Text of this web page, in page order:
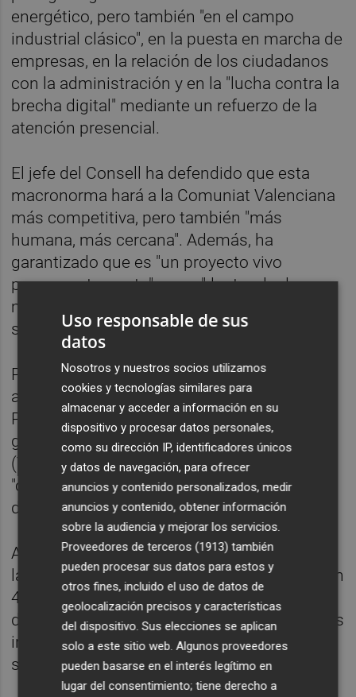
energético, pero también "en el campo
industrial clásico", en la puesta en marcha de
empresas, en la relación de los ciudadanos
con la administración y en la "lucha contra la
brecha digital" mediante un refuerzo de la
atención presencial.
El jefe del Consell ha defendido que esta
macronorma hará a la Comuniat Valenciana
más competitiva, pero también "más
humana, más cercana". Además, ha
garantizado que es "un proyecto vivo
permanentemente" y que "dentro de dos
meses habrá nuevas medidas de
simplificación".
Por ejemplo, ha avanzado que servirá para
ayudar en los trámites que quedan con
PowerCo para la futura implantación de la
gigafactoría de baterías en Parc Sagunt II
(Valencia), así como ha augurado que
"catapultará" a la Comunitat en la instalación
de energías renovables.
Al respecto, Mazón ha destacado que si "en
la última legislatura del Botànic se aprobaron
400 megas, en nueve meses del gobierno
del cambio se han aprobado 600 megas". "Es
irrenunciable que trabajemos en nuestra
soberanía energética", ha reivindicado.
Uso responsable de sus
datos
Nosotros y nuestros socios utilizamos
cookies y tecnologías similares para
almacenar y acceder a información en su
dispositivo y procesar datos personales,
como su dirección IP, identificadores únicos
y datos de navegación, para ofrecer
anuncios y contenido personalizados, medir
anuncios y contenido, obtener información
sobre la audiencia y mejorar los servicios.
Proveedores de terceros (1913) también
pueden procesar sus datos para estos y
otros fines, incluido el uso de datos de
geolocalización precisos y características
del dispositivo. Sus elecciones se aplican
solo a este sitio web. Algunos proveedores
pueden basarse en el interés legítimo en
lugar del consentimiento; tiene derecho a